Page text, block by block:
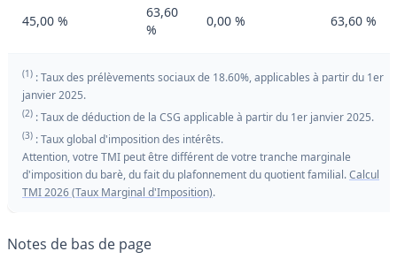
45,00 %
63,60
%
0,00 % 63,60 %
(1) : Taux des prélèvements sociaux de 18.60%, applicables à partir du 1er
janvier 2025.
(2) : Taux de déduction de la CSG applicable à partir du 1er janvier 2025.
(3) : Taux global d'imposition des intérêts.
Attention, votre TMI peut être différent de votre tranche marginale
d'imposition du barè, du fait du plafonnement du quotient familial.Calcul
TMI 2026 (Taux Marginal d'Imposition).